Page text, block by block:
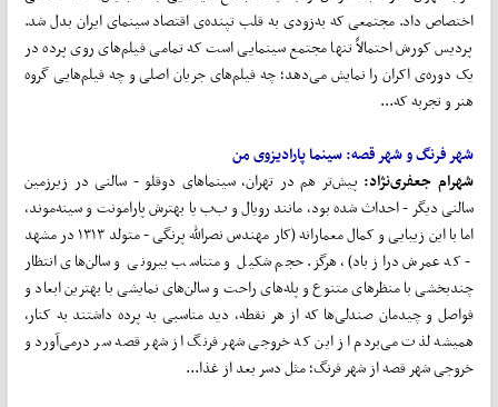
اختصاص داد. مجتمعی که به‌زودی به قلب تپنده‌ی اقتصاد سینمای ایران بدل شد.
پردیس کورش احتمالاً تنها مجتمع سینمایی است که تمامی فیلم‌های روی پرده در
یک دوره‌ی اکران را نمایش می‌دهد؛ چه فیلم‌های جریان اصلی و چه فیلم‌هایی گروه
هنر و تجربه که...
شهر فرنگ و شهر قصه: سینما پارادیزوی من
شهرام جعفری‌نژاد:پیش‌تر هم در تهران، سینماهای دوقلو - سالنی در زیرزمین
سالنی دیگر - احداث شده بود، مانند رویال و ب‌ب یا بهترش پارامونت و سینه‌موند،
اما با این زیبایی و کمال معمارانه (کار مهندس نصرالله پرنگی - متولد ۱۳۱۳ در مشهد
- که عمرش دراز باد)، هرگز. حجم شکیل و متناسب بیرونی و سالن‌های انتظار
چندبخشی با منظرهای متنوع و پله‌های راحت و سالن‌های نمایشی با بهترین ابعاد و
فواصل و چیدمان صندلی‌ها که از هر نقطه، دید مناسبی به پرده داشتند به کنار،
همیشه لذت می‌بردم از این که خروجی شهر فرنگ از شهر قصه سر درمی‌آورد و
خروجی شهر قصه از شهر فرنگ؛ مثل دسر بعد از غذا...